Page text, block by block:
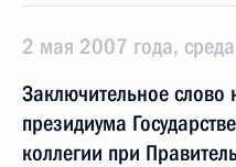
2 мая 2007 года, среда
Заключительное слово
президиума
коллегии при